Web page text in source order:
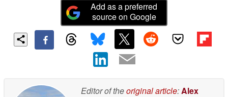
Add as a preferred
source on Google
Editor of theoriginal article: Alex